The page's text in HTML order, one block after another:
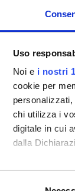
Uso
Noi e i nostri
cookie per
chi utilizza i
digitale in cui
dalla
Con il tuo
CLA
e